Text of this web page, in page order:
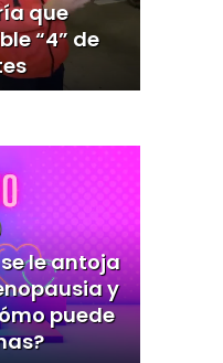
que
“4” de
le antoja
y
puede